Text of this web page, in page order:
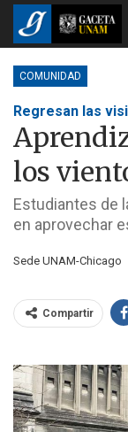
COMUNIDAD
Regresan las
los
Estudiantes de
en aprovechar
Sede UNAM-Chicago
Compartir